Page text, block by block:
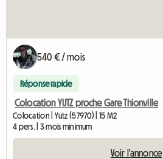
540 € / mois
Réponse rapide
Colocation YUTZ proche Gare Thionville
Colocation | Yutz (57970) | 15 M2
4 pers. | 3 mois minimum
Voir l'annonce